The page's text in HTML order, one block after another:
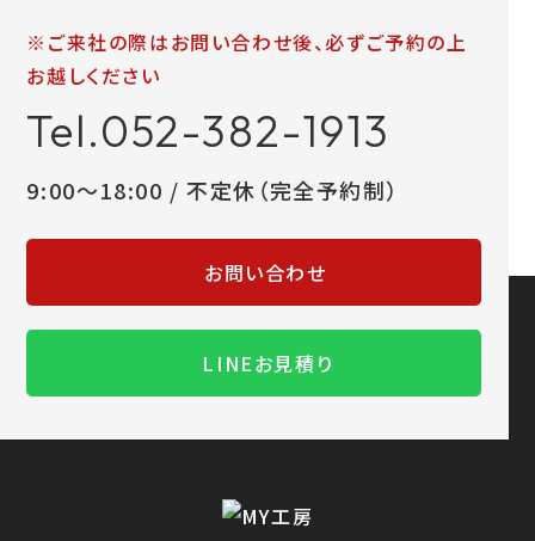
※ご来社の際はお問い合わせ後、必ずご予約の上
お越しください
Tel.052-382-1913
9:00～18:00 / 不定休（完全予約制）
お問い合わせ
LINEお見積り